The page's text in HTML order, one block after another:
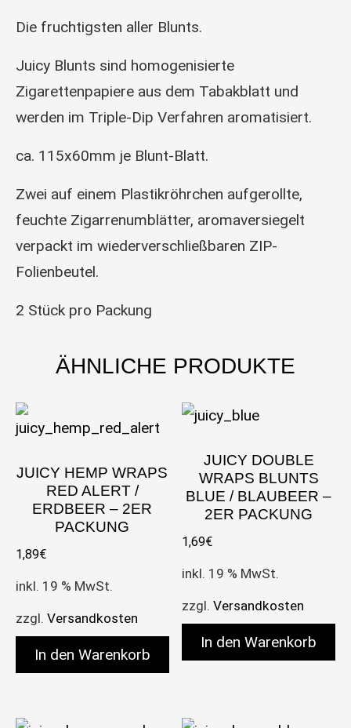
Die fruchtigsten aller Blunts.
Juicy Blunts sind homogenisierte
Zigarettenpapiere aus dem Tabakblatt und
werden im Triple-Dip Verfahren aromatisiert.
ca. 115x60mm je Blunt-Blatt.
Zwei auf einem Plastikröhrchen aufgerollte,
feuchte Zigarrenumblätter, aromaversiegelt
verpackt im wiederverschließbaren ZIP-
Folienbeutel.
2 Stück pro Packung
ÄHNLICHE PRODUKTE
JUICY HEMP WRAPS
RED ALERT /
ERDBEER – 2ER
PACKUNG
1,89€
inkl. 19 % MwSt.
zzgl. Versandkosten
In den Warenkorb
JUICY DOUBLE
WRAPS BLUNTS
BLUE / BLAUBEER –
2ER PACKUNG
1,69€
inkl. 19 % MwSt.
zzgl.Versandkosten
In den Warenkorb